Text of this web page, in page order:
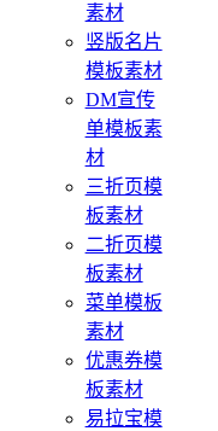
素材
竖版名片
模板素材
DM宣传
单模板素
材
三折页模
板素材
二折页模
板素材
菜单模板
素材
优惠券模
板素材
易拉宝模